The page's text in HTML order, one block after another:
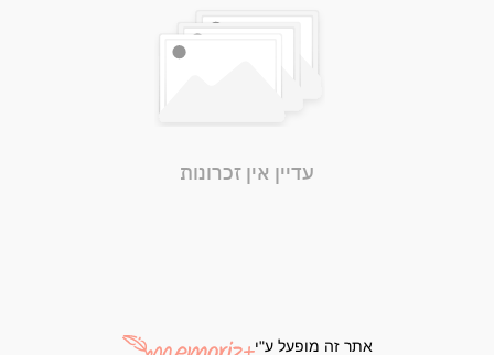
עדיין אין זכרונות
אתר זה מופעל ע"י